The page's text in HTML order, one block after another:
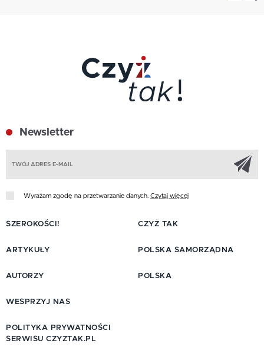
Newsletter
Wyrażam zgodę na przetwarzanie danych. Czytaj więcej
SZEROKOŚCI!
ARTYKUŁY
AUTORZY
CZYŻ TAK
POLSKA SAMORZĄDNA
POLSKA
WESPRZYJ NAS
POLITYKA PRYWATNOŚCI
SERWISU CZYZTAK.PL